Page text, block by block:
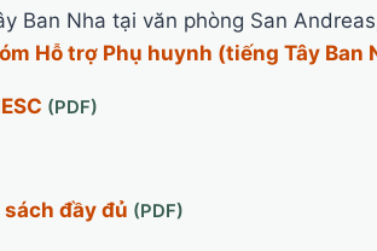
Ban Nha tại văn phòng San
Hỗ trợ Phụ huynh (tiếng Tây Ban
đầy đủ